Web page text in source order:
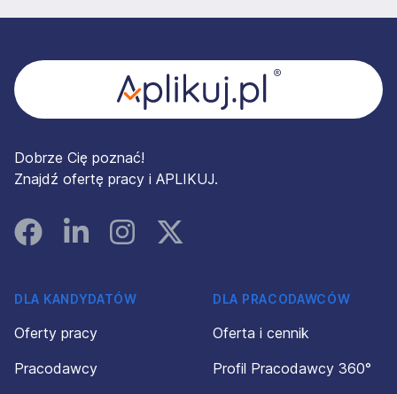
Dobrze Cię poznać!
Znajdź ofertę pracy i APLIKUJ.
FacebookLinked InInstagramInstagram
DLA KANDYDATÓW
Oferty pracy
Pracodawcy
DLA PRACODAWCÓW
Oferta i cennik
Profil Pracodawcy 360°